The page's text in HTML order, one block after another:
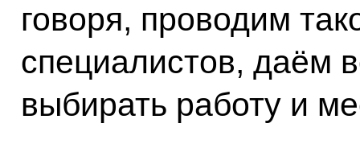
говоря, проводим
специалистов, даём
выбирать работу и